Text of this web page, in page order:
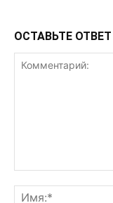
ОСТАВЬТЕ ОТВЕТ